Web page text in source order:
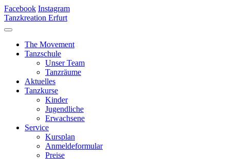
Facebook Instagram
Tanzkreation Erfurt
The Movement
Tanzschule
Unser Team
Tanzräume
Aktuelles
Tanzkurse
Kinder
Jugendliche
Erwachsene
Service
Kursplan
Anmeldeformular
Preise